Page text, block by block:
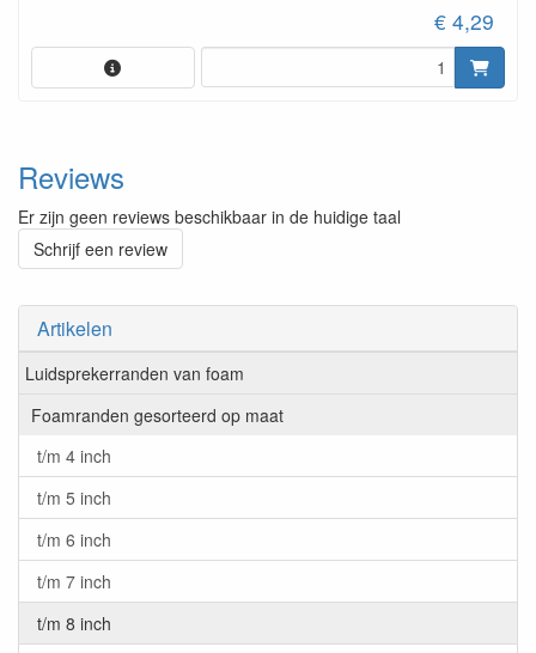
Artikelen
Luidsprekerranden van foam
Foamranden gesorteerd op maat
t/m 4 inch
t/m 5 inch
t/m 6 inch
t/m 7 inch
t/m 8 inch
€ 4,29
Reviews
Er zijn geen reviews beschikbaar in de huidige taal
Schrijf een review